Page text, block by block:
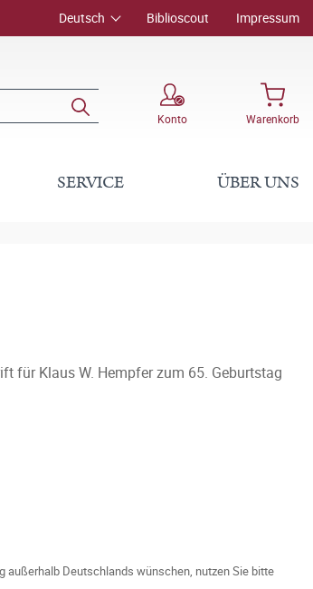
Deutsch Biblioscout Impressum
Konto Warenkorb
SERVICE ÜBER UNS
für Klaus W. Hempfer zum 65. Geburtstag
Deutschlands wünschen, nutzen Sie bitte